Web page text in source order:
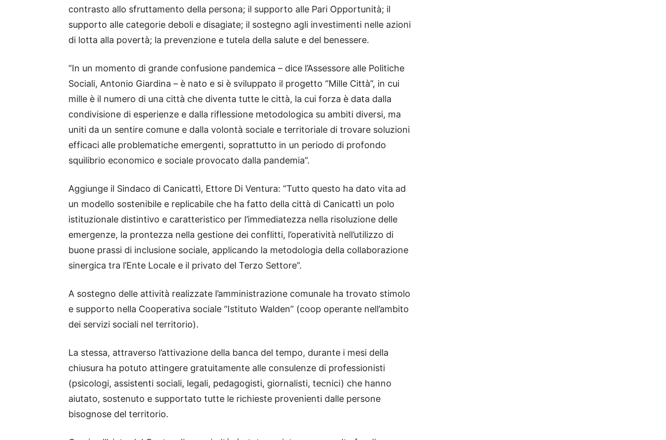
contrasto allo sfruttamento della persona; il supporto alle Pari Opportunità; il
supporto alle categorie deboli e disagiate; il sostegno agli investimenti nelle azioni
di lotta alla povertà; la prevenzione e tutela della salute e del benessere.
“In un momento di grande confusione pandemica – dice l’Assessore alle Politiche
Sociali, Antonio Giardina – è nato e si è sviluppato il progetto “Mille Città”, in cui
mille è il numero di una città che diventa tutte le città, la cui forza è data dalla
condivisione di esperienze e dalla riflessione metodologica su ambiti diversi, ma
uniti da un sentire comune e dalla volontà sociale e territoriale di trovare soluzioni
efficaci alle problematiche emergenti, soprattutto in un periodo di profondo
squilibrio economico e sociale provocato dalla pandemia”.
Aggiunge il Sindaco di Canicattì, Ettore Di Ventura: “Tutto questo ha dato vita ad
un modello sostenibile e replicabile che ha fatto della città di Canicattì un polo
istituzionale distintivo e caratteristico per l’immediatezza nella risoluzione delle
emergenze, la prontezza nella gestione dei conflitti, l’operatività nell’utilizzo di
buone prassi di inclusione sociale, applicando la metodologia della collaborazione
sinergica tra l’Ente Locale e il privato del Terzo Settore”.
A sostegno delle attività realizzate l’amministrazione comunale ha trovato stimolo
e supporto nella Cooperativa sociale “Istituto Walden” (coop operante nell’ambito
dei servizi sociali nel territorio).
La stessa, attraverso l’attivazione della banca del tempo, durante i mesi della
chiusura ha potuto attingere gratuitamente alle consulenze di professionisti
(psicologi, assistenti sociali, legali, pedagogisti, giornalisti, tecnici) che hanno
aiutato, sostenuto e supportato tutte le richieste provenienti dalle persone
bisognose del territorio.